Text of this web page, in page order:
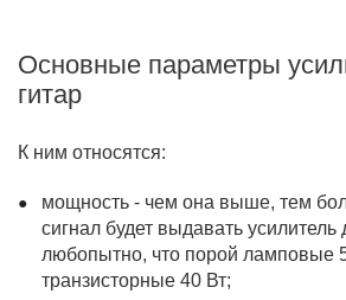
Основные параметры
гитар
К ним относятся:
мощность - чем она выше, тем
сигнал будет выдавать усилитель
любопытно, что порой ламповые 5
транзисторные 40 Вт;